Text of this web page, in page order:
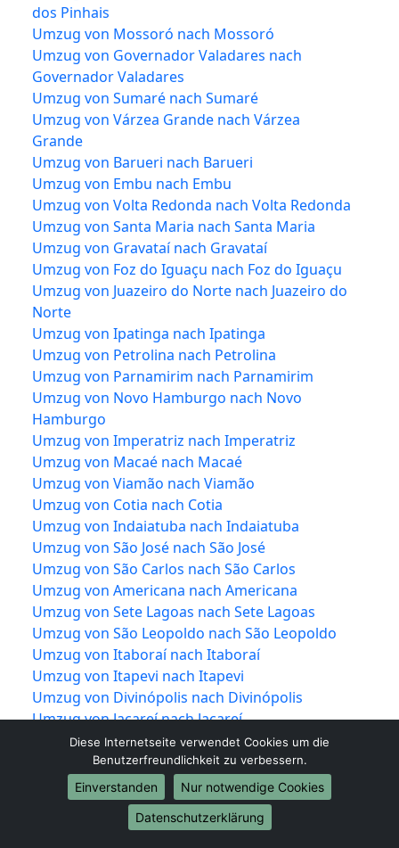
dos Pinhais
Umzug von Mossoró nach Mossoró
Umzug von Governador Valadares nach
Governador Valadares
Umzug von Sumaré nach Sumaré
Umzug von Várzea Grande nach Várzea
Grande
Umzug von Barueri nach Barueri
Umzug von Embu nach Embu
Umzug von Volta Redonda nach Volta Redonda
Umzug von Santa Maria nach Santa Maria
Umzug von Gravataí nach Gravataí
Umzug von Foz do Iguaçu nach Foz do Iguaçu
Umzug von Juazeiro do Norte nach Juazeiro do
Norte
Umzug von Ipatinga nach Ipatinga
Umzug von Petrolina nach Petrolina
Umzug von Parnamirim nach Parnamirim
Umzug von Novo Hamburgo nach Novo
Hamburgo
Umzug von Imperatriz nach Imperatriz
Umzug von Macaé nach Macaé
Umzug von Viamão nach Viamão
Umzug von Cotia nach Cotia
Umzug von Indaiatuba nach Indaiatuba
Umzug von São José nach São José
Umzug von São Carlos nach São Carlos
Umzug von Americana nach Americana
Umzug von Sete Lagoas nach Sete Lagoas
Umzug von São Leopoldo nach São Leopoldo
Umzug von Itaboraí nach Itaboraí
Umzug von Itapevi nach Itapevi
Umzug von Divinópolis nach Divinópolis
Umzug von Jacareí nach Jacareí
Umzug von Colombo nach Colombo
Umzug von Magé nach Magé
Umzug von Marília nach Marília
Umzug von Araraquara nach Araraquara
Umzug von Maracanaú nach Maracanaú
Diese Internetseite verwendet Cookies um die
Benutzerfreundlichkeit zu verbessern.
Einverstanden
Nur notwendige Cookies
Datenschutzerklärung